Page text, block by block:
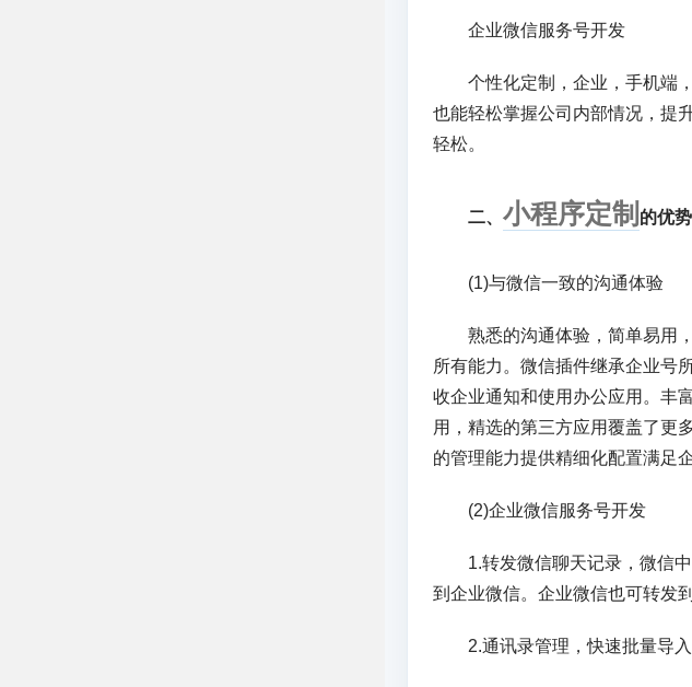
企业微信服务号开发
个性化定制，企业，手机端，
也能轻松掌握公司内部情况，提
轻松。
二、小程序定制 的优势
(1)与微信一致的沟通体验
熟悉的沟通体验，简单易用，
所有能力。微信插件继承企业号
收企业通知和使用办公应用。丰
用，精选的第三方应用覆盖了更
的管理能力提供精细化配置满足
(2)企业微信服务号开发
1.转发微信聊天记录，微信中
到企业微信。企业微信也可转发到
2.通讯录管理，快速批量导入